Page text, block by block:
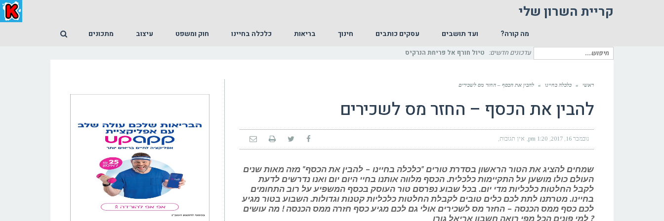
קריית השרון שלי
מה קורה? ועד תושבים עסקים כותבים חינוך בריאות כלכלה בחיינו חוק ומשפט עיצוב מתכונים
חיפוש
עדכונים חדשים: טיול חורף אל פריחת הנרקיס
ראשי » כלכלה בחיינו » להבין את הכסף – החזר מס לשכירים
להבין את הכסף – החזר מס לשכירים
נובמבר 16, 2017 1:20 pm אין תגובות
שמחים להציג את הטור הראשון בסדרת טורים "כלכלה בחיינו – להבין את הכסף" מזה מאות שנים
העולם כולו מושען על התקיימות כלכלית. הכסף מלווה אותנו בחיי היום יום ואנו נדרשים לדעת
לקבל החלטות כלכליות מדי יום. בכל שבוע נפרסם טור העוסק בכסף המשפיע על רוב התחומים
בחיינו. מטרתנו לתת לכם כלים טובים לקבלת החלטות כלכליות קטנות וגדולות. השבוע בטור מגיע
לכם כסף ממס הכנסה – החזר מס לשכירים אולי גם לכם מגיע כסף חזרה ממס הכנסה ! מה עושים
? למי פונים הכל מפי רואה חשבון אריאל גורן